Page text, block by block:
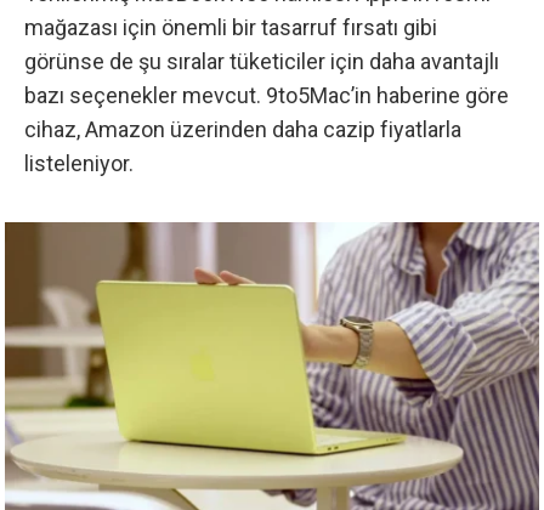
mağazası için önemli bir tasarruf fırsatı gibi
görünse de şu sıralar tüketiciler için daha avantajlı
bazı seçenekler mevcut. 9to5Mac’in haberine göre
cihaz, Amazon üzerinden daha cazip fiyatlarla
listeleniyor.